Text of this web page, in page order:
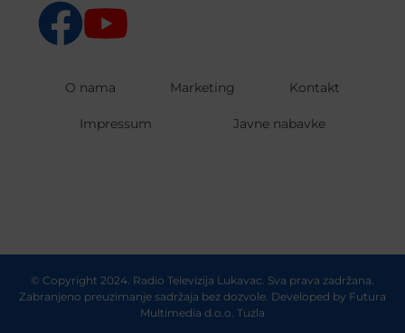
O nama Marketing Kontakt
Impressum Javne nabavke
© Copyright 2024. Radio Televizija Lukavac. Sva prava zadržana.
Zabranjeno preuzimanje sadržaja bez dozvole. Developed by Futura
Multimedia d.o.o. Tuzla